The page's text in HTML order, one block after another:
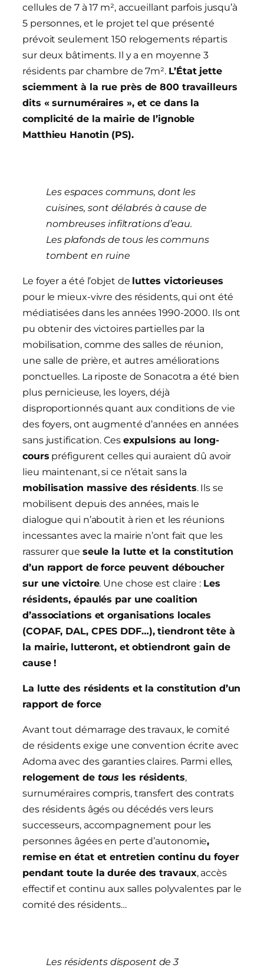
cellules de 7 à 17 m², accueillant parfois jusqu’à
5 personnes, et le projet tel que présenté
prévoit seulement 150 relogements répartis
sur deux bâtiments. Il y a en moyenne 3
résidents par chambre de 7m². L’État jette
sciemment à la rue près de 800 travailleurs
dits « surnuméraires », et ce dans la
complicité de la mairie de l’ignoble
Matthieu Hanotin (PS).
Les espaces communs, dont les
cuisines, sont délabrés à cause de
nombreuses infiltrations d’eau.
Les plafonds de tous les communs
tombent en ruine
Le foyer a été l’objet de luttes victorieuses
pour le mieux-vivre des résidents, qui ont été
médiatisées dans les années 1990-2000. Ils ont
pu obtenir des victoires partielles par la
mobilisation, comme des salles de réunion,
une salle de prière, et autres améliorations
ponctuelles. La riposte de Sonacotra a été bien
plus pernicieuse, les loyers, déjà
disproportionnés quant aux conditions de vie
des foyers, ont augmenté d’années en années
sans justification. Ces expulsions au long-
cours préfigurent celles qui auraient dû avoir
lieu maintenant, si ce n’était sans la
mobilisation massive des résidents. Ils se
mobilisent depuis des années, mais le
dialogue qui n’aboutit à rien et les réunions
incessantes avec la mairie n’ont fait que les
rassurer que seule la lutte et la constitution
d’un rapport de force peuvent déboucher
sur une victoire. Une chose est claire : Les
résidents, épaulés par une coalition
d’associations et organisations locales
(COPAF, DAL, CPES DDF…), tiendront tête à
la mairie, lutteront, et obtiendront gain de
cause !
La lutte des résidents et la constitution d’un
rapport de force
Avant tout démarrage des travaux, le comité
de résidents exige une convention écrite avec
Adoma avec des garanties claires. Parmi elles,
relogement de tous les résidents,
surnuméraires compris, transfert des contrats
des résidents âgés ou décédés vers leurs
successeurs, accompagnement pour les
personnes âgées en perte d’autonomie,
remise en état et entretien continu du foyer
pendant toute la durée des travaux, accès
effectif et continu aux salles polyvalentes par le
comité des résidents…
Les résidents disposent de 3